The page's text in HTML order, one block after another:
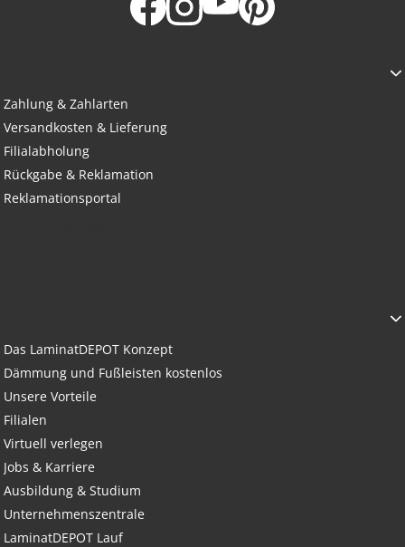
Zahlung & Zahlarten
Versandkosten & Lieferung
Filialabholung
Rückgabe & Reklamation
Reklamationsportal
Das LaminatDEPOT Konzept
Dämmung und Fußleisten kostenlos
Unsere Vorteile
Filialen
Virtuell verlegen
Jobs & Karriere
Ausbildung & Studium
Unternehmenszentrale
LaminatDEPOT Lauf